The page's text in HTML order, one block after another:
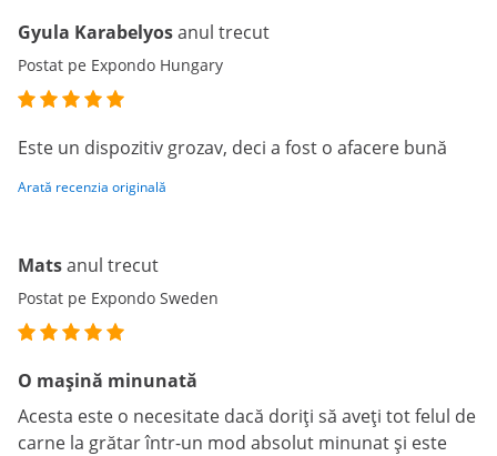
Gyula Karabelyosanul trecut
Postat pe Expondo Hungary
Este un dispozitiv grozav, deci a fost o afacere bună
Arată recenzia originală
Matsanul trecut
Postat pe Expondo Sweden
O mașină minunată
Acesta este o necesitate dacă doriți să aveți tot felul de
carne la grătar într-un mod absolut minunat și este